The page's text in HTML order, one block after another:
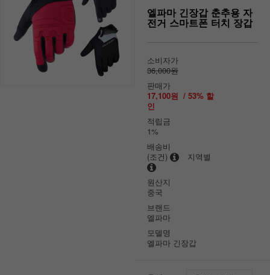
엘파마 긴장갑 춘추용 자
전거 스마트폰 터치 장갑
소비자가
36,000원
판매가
17,100원 / 53% 할
인
적립금
1%
배송비
(조건)
지역별
원산지
중국
브랜드
엘파마
모델명
엘파마 긴장갑